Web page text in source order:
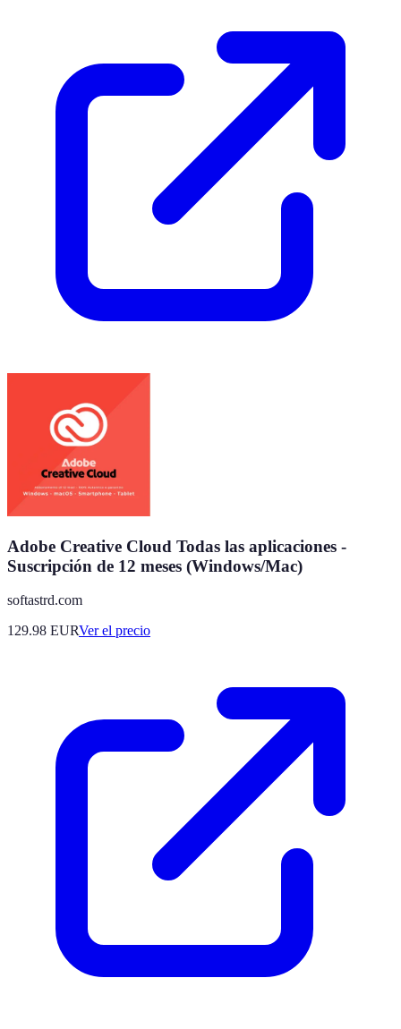
Adobe Creative Cloud Todas las aplicaciones -
Suscripción de 12 meses (Windows/Mac)
softastrd.com
129.98 EURVer el precio